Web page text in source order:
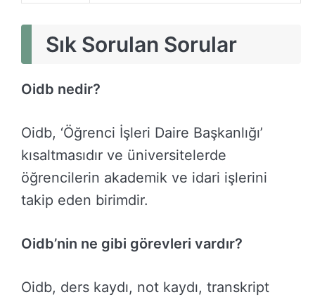
Sık Sorulan Sorular
Oidb nedir?
Oidb, ‘Öğrenci İşleri Daire Başkanlığı’
kısaltmasıdır ve üniversitelerde
öğrencilerin akademik ve idari işlerini
takip eden birimdir.
Oidb’nin ne gibi görevleri vardır?
Oidb, ders kaydı, not kaydı, transkript